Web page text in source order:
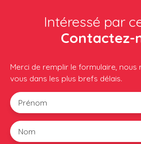
Intéressé par
Contactez-
Merci de remplir le formulaire, nous
vous dans les plus brefs délais.
Prénom
Nom